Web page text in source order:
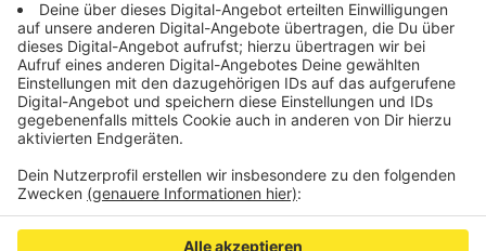
Anzeige
Anzeige